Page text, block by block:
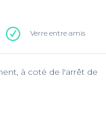
Verre entre amis
à coté de l'arrêt de
collègues. Vous